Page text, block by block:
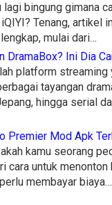
lagi bingung gimana
Tenang, artikel
mulai dari…
DramaBox? Ini Dia
platform streaming
tayangan
hingga serial
Premier Mod Apk
kamu seorang
cara untuk
membayar biaya…